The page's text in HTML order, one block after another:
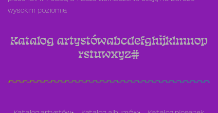
wysokim poziomie.
Katalog artystówabcdefghijklmnop
rstuwxyz#